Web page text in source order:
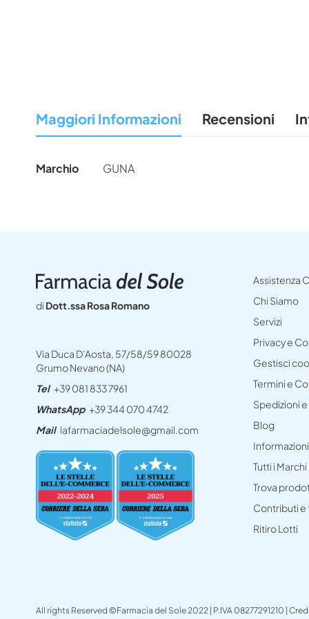
Maggiori Informazioni
Maggiori
Marchio GUNA
Recensioni
di Dott.ssa Rosa Romano
Via Duca D’Aosta, 57/58/59 80028
Grumo Nevano (NA)
Tel +39 081 833 7961
WhatsApp +39 344 070 4742
Mail lafarmaciadelsole@gmail.com
Assistenza
Chi Siamo
Servizi
Privacy e
Gestisci
Termini e
Spedizioni
Blog
Tutti i Marchi
Trova
Contributi e
Ritiro Lotti
All rights Reserved ©Farmacia del Sole 2022 | P.IVA 08277291210 |